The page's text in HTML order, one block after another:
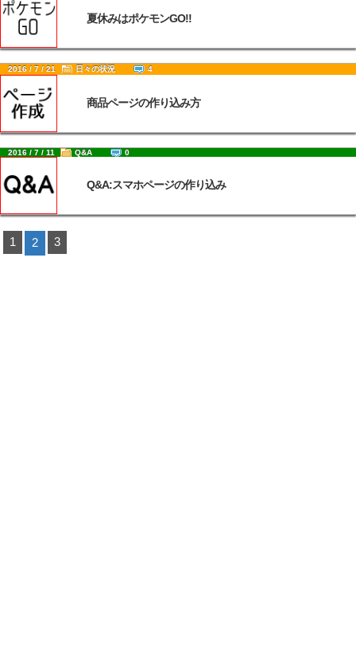
夏休みはポケモンGO!!
2016 / 7 / 21 日々の状況 4
商品ページの作り込み方
2016 / 7 / 11 Q&A 0
Q&A:スマホページの作り込み
1 2 3